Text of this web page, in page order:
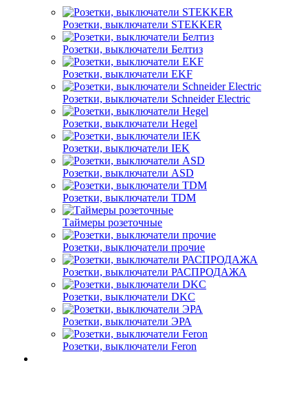
Розетки, выключатели STEKKER
Розетки, выключатели Белтиз
Розетки, выключатели EKF
Розетки, выключатели Schneider Electric
Розетки, выключатели Hegel
Розетки, выключатели IEK
Розетки, выключатели ASD
Розетки, выключатели TDM
Таймеры розеточные
Розетки, выключатели прочие
Розетки, выключатели РАСПРОДАЖА
Розетки, выключатели DKC
Розетки, выключатели ЭРА
Розетки, выключатели Feron